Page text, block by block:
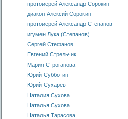
протоиерей Александр Сорокин
диакон Алексий Сорокин
протоиерей Александр Степанов
игумен Лука (Степанов)
Сергей Стефанов
Евгений Стрельчик
Мария Строганова
Юрий Субботин
Юрий Сухарев
Наталия Сухова
Наталья Сухова
Наталья Тарасова